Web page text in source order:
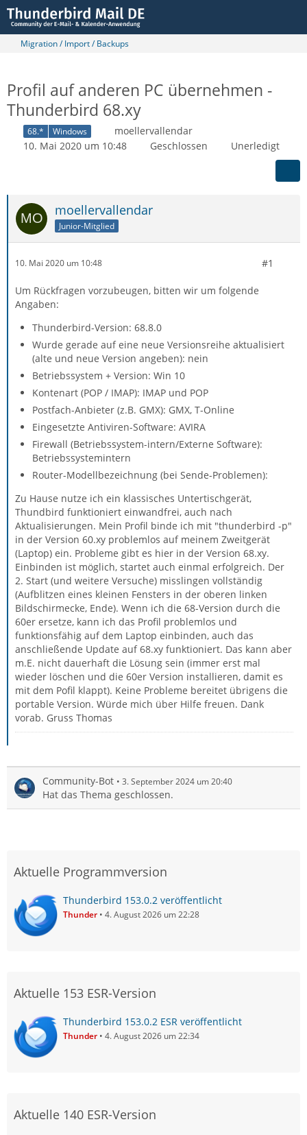
Migration / Import / Backups
Profil auf anderen PC übernehmen -
Thunderbird 68.xy
68.* Windows
moellervallendar
10. Mai 2020 um 10:48
Geschlossen Unerledigt
moellervallendar
Junior-Mitglied
10. Mai 2020 um 10:48 #1
Um Rückfragen vorzubeugen, bitten wir um folgende
Angaben:
Thunderbird-Version: 68.8.0
Wurde gerade auf eine neue Versionsreihe aktualisiert
(alte und neue Version angeben): nein
Betriebssystem + Version: Win 10
Kontenart (POP / IMAP): IMAP und POP
Postfach-Anbieter (z.B. GMX): GMX, T-Online
Eingesetzte Antiviren-Software: AVIRA
Firewall (Betriebssystem-intern/Externe Software):
Betriebssystemintern
Router-Modellbezeichnung (bei Sende-Problemen):
Zu Hause nutze ich ein klassisches Untertischgerät,
Thundbird funktioniert einwandfrei, auch nach
Aktualisierungen. Mein Profil binde ich mit "thunderbird -p"
in der Version 60.xy problemlos auf meinem Zweitgerät
(Laptop) ein. Probleme gibt es hier in der Version 68.xy.
Einbinden ist möglich, startet auch einmal erfolgreich. Der
2. Start (und weitere Versuche) misslingen vollständig
(Aufblitzen eines kleinen Fensters in der oberen linken
Bildschirmecke, Ende). Wenn ich die 68-Version durch die
60er ersetze, kann ich das Profil problemlos und
funktionsfähig auf dem Laptop einbinden, auch das
anschließende Update auf 68.xy funktioniert. Das kann aber
m.E. nicht dauerhaft die Lösung sein (immer erst mal
wieder löschen und die 60er Version installieren, damit es
mit dem Pofil klappt). Keine Probleme bereitet übrigens die
portable Version. Würde mich über Hilfe freuen. Dank
vorab. Gruss Thomas
Community-Bot 3. September 2024 um 20:40
Hat das Thema geschlossen.
Aktuelle Programmversion
Thunderbird 153.0.2 veröffentlicht
Thunder 4. August 2026 um 22:28
Aktuelle 153 ESR-Version
Thunderbird 153.0.2 ESR veröffentlicht
Thunder 4. August 2026 um 22:34
Aktuelle 140 ESR-Version